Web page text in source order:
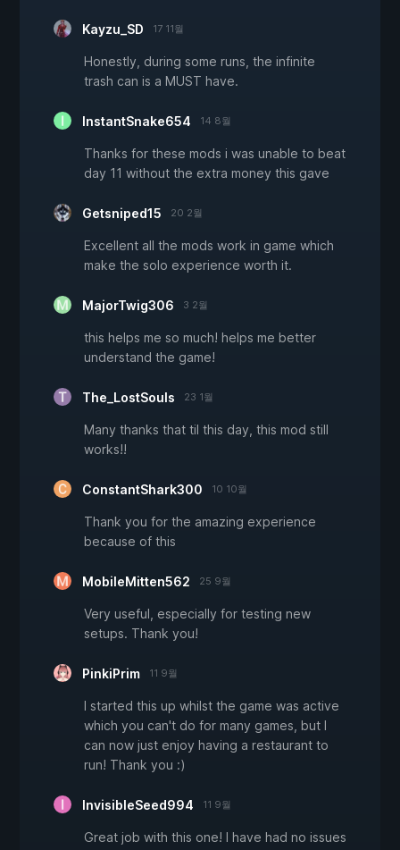
Kayzu_SD 17 11월
Honestly, during some runs, the infinite
trash can is a MUST have.
InstantSnake654 14 8월
Thanks for these mods i was unable to beat
day 11 without the extra money this gave
Getsniped15 20 2월
Excellent all the mods work in game which
make the solo experience worth it.
MajorTwig306 3 2월
this helps me so much! helps me better
understand the game!
The_LostSouls 23 1월
Many thanks that til this day, this mod still
works!!
ConstantShark300 10 10월
Thank you for the amazing experience
because of this
MobileMitten562 25 9월
Very useful, especially for testing new
setups. Thank you!
PinkiPrim 11 9월
I started this up whilst the game was active
which you can't do for many games, but I
can now just enjoy having a restaurant to
run! Thank you :)
InvisibleSeed994 11 9월
Great job with this one! I have had no issues